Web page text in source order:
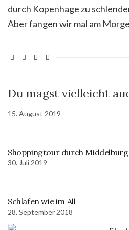
durch Kopenhage zu
Aber fangen wir mal am
Du magst vielleicht
15. August 2019
Shoppingtour durch Middelburg
30. Juli 2019
Schlafen wie im All
28. September 2018